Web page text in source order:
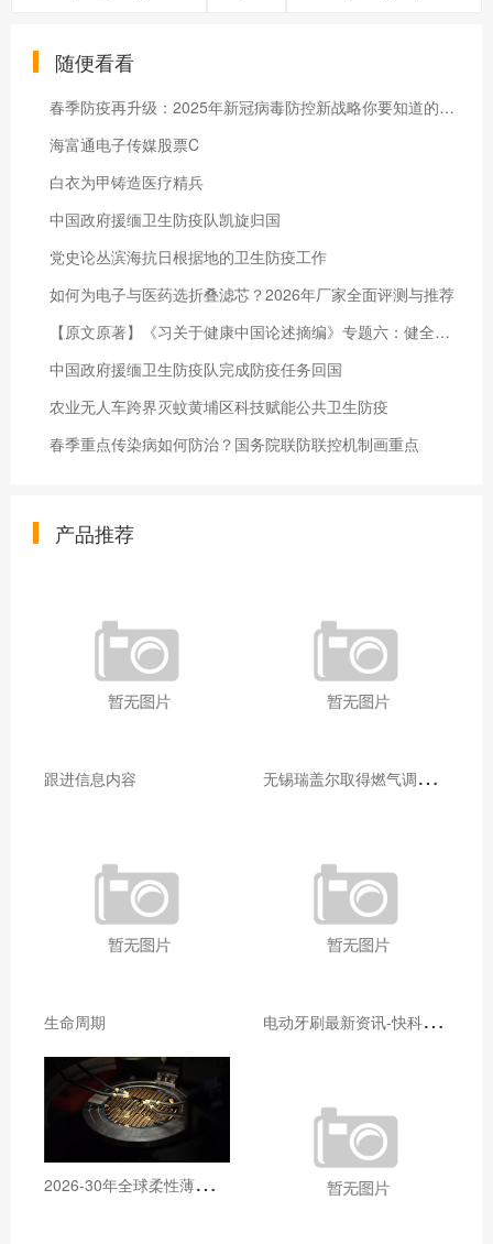
随便看看
春季防疫再升级：2025年新冠病毒防控新战略你要知道的事！
海富通电子传媒股票C
白衣为甲铸造医疗精兵
中国政府援缅卫生防疫队凯旋归国
党史论丛滨海抗日根据地的卫生防疫工作
如何为电子与医药选折叠滤芯？2026年厂家全面评测与推荐
【原文原著】《习关于健康中国论述摘编》专题六：健全公共卫生体系
中国政府援缅卫生防疫队完成防疫任务回国
农业无人车跨界灭蚊黄埔区科技赋能公共卫生防疫
春季重点传染病如何防治？国务院联防联控机制画重点
产品推荐
跟进信息内容 无
锡瑞盖尔取得燃气调压器故障监测装置专利便于拆卸压电式气体压力传感器进行检测维修
生命周期 电
动牙刷最新资讯-快科技--科技改变未来
2
026-30年全球柔性薄膜压力传感器行业研究及十五五规划分析报告